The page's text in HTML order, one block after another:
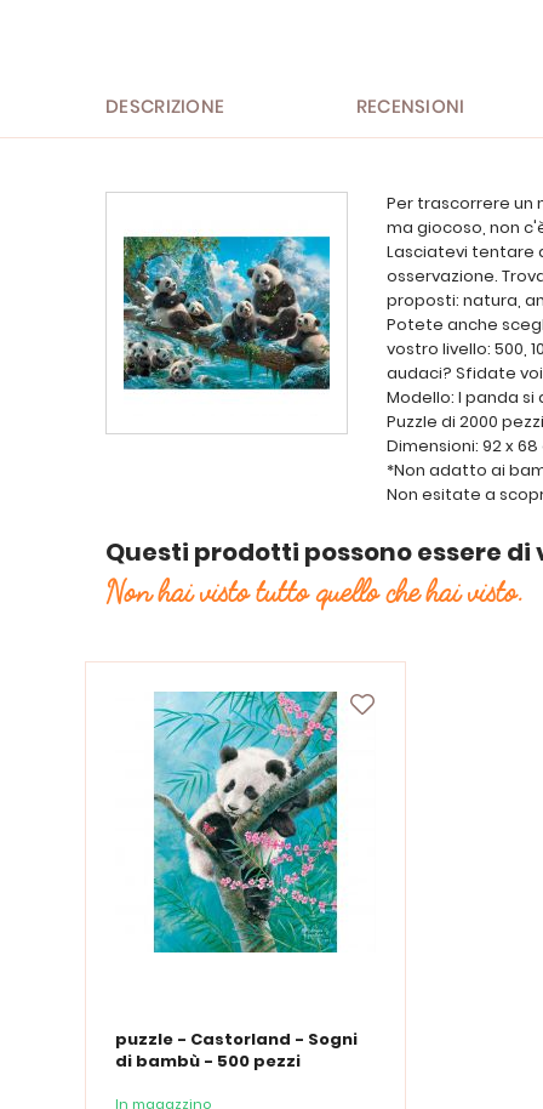
immagini
DESCRIZIONE RECENSIONI
Per trascorrere un
ma giocoso, non
Lasciatevi tentare
osservazione.
proposti: natura,
Potete anche
vostro livello: 500,
audaci? Sfidate
Modello: I panda
Puzzle di 2000 pezzi
Dimensioni: 92 x 68
*Non adatto ai
Non esitate a
Questi prodotti possono essere
Non hai visto tutto quello che hai visto.
puzzle - Castorland - Sogni
di bambù - 500 pezzi
In magazzino